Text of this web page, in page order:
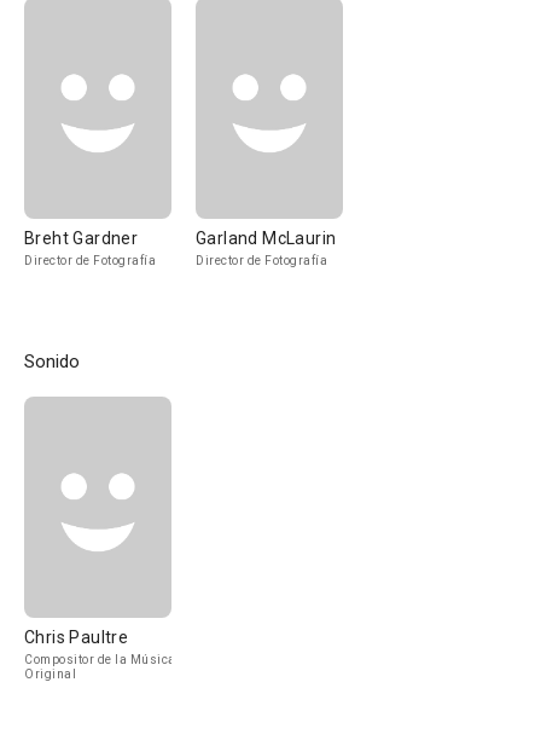
Breht Gardner
Director de Fotografía
Garland McLaurin
Director de Fotografía
Sonido
Chris Paultre
Compositor de la Música
Original